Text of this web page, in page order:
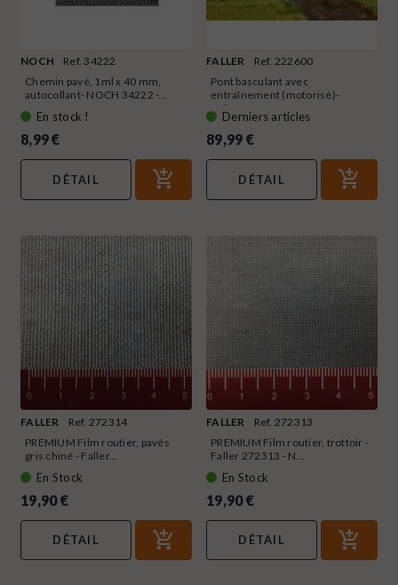
NOCH
Ref. 34222
Chemin pavé, 1ml x 40 mm,
autocollant- NOCH 34222 -...
En stock !
8,99 €
DÉTAIL
FALLER
Ref. 222600
Pont basculant avec
entraînement (motorisé)-
Faller...
Derniers articles
89,99 €
DÉTAIL
FALLER
Ref. 272314
PREMIUM Film routier, pavés
gris chiné - Faller...
En Stock
19,90 €
DÉTAIL
FALLER
Ref. 272313
PREMIUM Film routier, trottoir -
Faller 272313 - N...
En Stock
19,90 €
DÉTAIL